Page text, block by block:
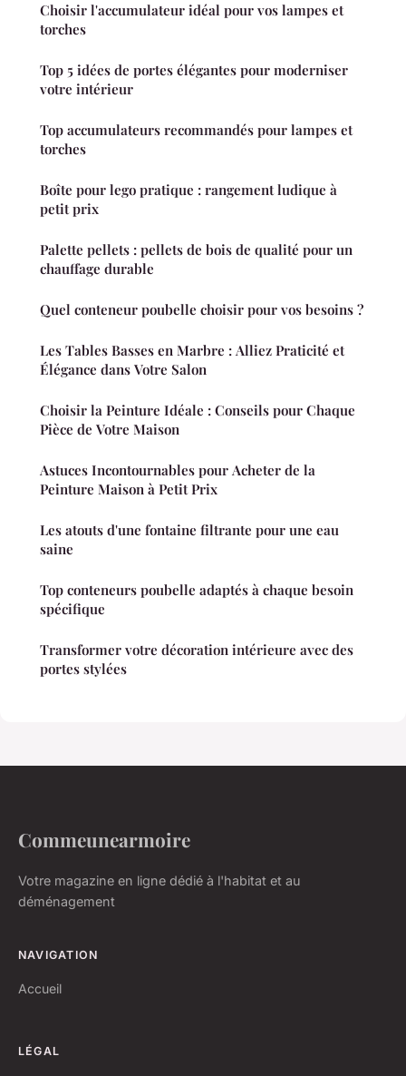
Choisir l'accumulateur idéal pour vos lampes et
torches
Top 5 idées de portes élégantes pour moderniser
votre intérieur
Top accumulateurs recommandés pour lampes et
torches
Boîte pour lego pratique : rangement ludique à
petit prix
Palette pellets : pellets de bois de qualité pour un
chauffage durable
Quel conteneur poubelle choisir pour vos besoins ?
Les Tables Basses en Marbre : Alliez Praticité et
Élégance dans Votre Salon
Choisir la Peinture Idéale : Conseils pour Chaque
Pièce de Votre Maison
Astuces Incontournables pour Acheter de la
Peinture Maison à Petit Prix
Les atouts d'une fontaine filtrante pour une eau
saine
Top conteneurs poubelle adaptés à chaque besoin
spécifique
Transformer votre décoration intérieure avec des
portes stylées
Commeunearmoire
Votre magazine en ligne dédié à l'habitat et au
déménagement
NAVIGATION
Accueil
LÉGAL